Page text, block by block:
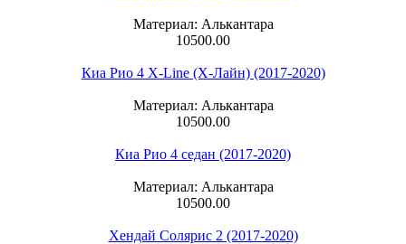
Материал: Алькантара
10500.00
Киа Рио 4 X-Line (Х-Лайн) (2017-2020)
Материал: Алькантара
10500.00
Киа Рио 4 седан (2017-2020)
Материал: Алькантара
10500.00
Хендай Солярис 2 (2017-2020)